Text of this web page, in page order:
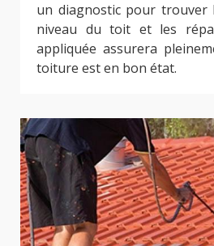
un diagnostic pour trouver
niveau du toit et les
appliquée assurera
toiture est en bon état.